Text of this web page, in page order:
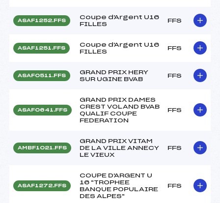
ASAF1252.FFS
Coupe d'Argent U16
FILLES
FFS
ASAF1251.FFS
Coupe d'Argent U16
FILLES
FFS
ASAF0511.FFS
GRAND PRIX HERY
SUR UGINE BVAB
FFS
ASAF0641.FFS
GRAND PRIX DAMES
CREST VOLAND BVAB
QUALIF COUPE
FEDERATION
FFS
AMBF1021.FFS
GRAND PRIX VITAM
DE LA VILLE ANNECY
LE VIEUX
FFS
ASAF1272.FFS
COUPE D'ARGENT U
16 "TROPHEE
BANQUE POPULAIRE
DES ALPES"
FFS